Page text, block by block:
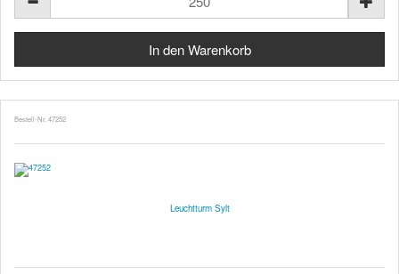
Bestell-Nr. 47252
Leuchtturm Sylt